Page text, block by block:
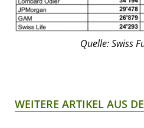
Quelle: Swiss
WEITERE ARTIKEL AUS